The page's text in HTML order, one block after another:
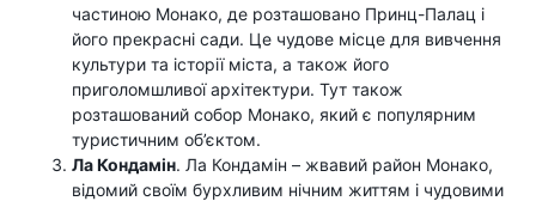
частиною Монако, де розташовано Принц-Палац і
його прекрасні сади. Це чудове місце для вивчення
культури та історії міста, а також його
приголомшливої ​​архітектури. Тут також
розташований собор Монако, який є популярним
туристичним об’єктом.
Ла Кондамін. Ла Кондамін – жвавий район Монако,
відомий своїм бурхливим нічним життям і чудовими